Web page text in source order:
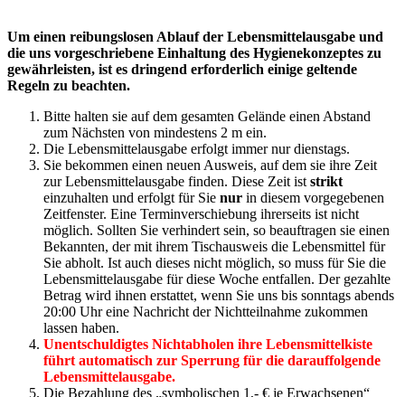
Um einen reibungslosen Ablauf der Lebensmittelausgabe und
die uns vorgeschriebene Einhaltung des Hygienekonzeptes zu
gewährleisten, ist es dringend erforderlich einige geltende
Regeln zu beachten.
Bitte halten sie auf dem gesamten Gelände einen Abstand
zum Nächsten von mindestens 2 m ein.
Die Lebensmittelausgabe erfolgt immer nur dienstags.
Sie bekommen einen neuen Ausweis, auf dem sie ihre Zeit
zur Lebensmittelausgabe finden. Diese Zeit ist strikt
einzuhalten und erfolgt für Sie nur in diesem vorgegebenen
Zeitfenster. Eine Terminverschiebung ihrerseits ist nicht
möglich. Sollten Sie verhindert sein, so beauftragen sie einen
Bekannten, der mit ihrem Tischausweis die Lebensmittel für
Sie abholt. Ist auch dieses nicht möglich, so muss für Sie die
Lebensmittelausgabe für diese Woche entfallen. Der gezahlte
Betrag wird ihnen erstattet, wenn Sie uns bis sonntags abends
20:00 Uhr eine Nachricht der Nichtteilnahme zukommen
lassen haben.
Unentschuldigtes Nichtabholen ihre Lebensmittelkiste
führt automatisch zur Sperrung für die darauffolgende
Lebensmittelausgabe.
Die Bezahlung des „symbolischen 1,- € je Erwachsenen“